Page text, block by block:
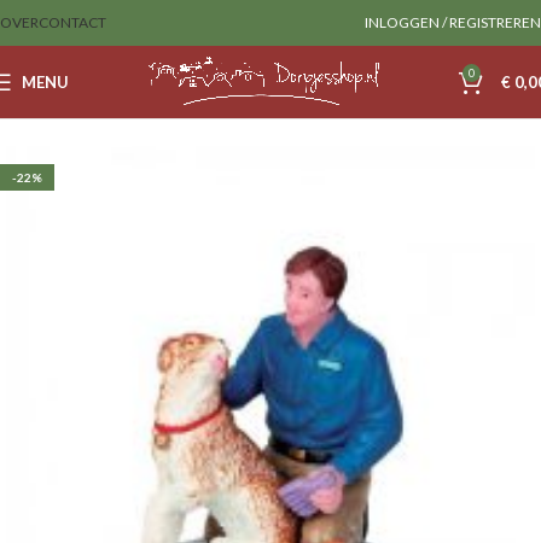
OVERCONTACT INLOGGEN / REGISTREREN
MENU 0 €
-22%